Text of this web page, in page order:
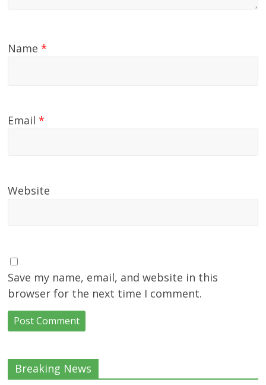
Name*
Email*
Website
Save my name, email, and website in this
browser for the next time I comment.
Breaking News